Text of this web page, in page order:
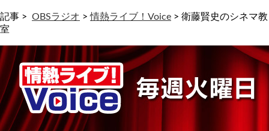
記事 > OBSラジオ >情熱ライブ！Voice > 衛藤賢史のシネマ教
室